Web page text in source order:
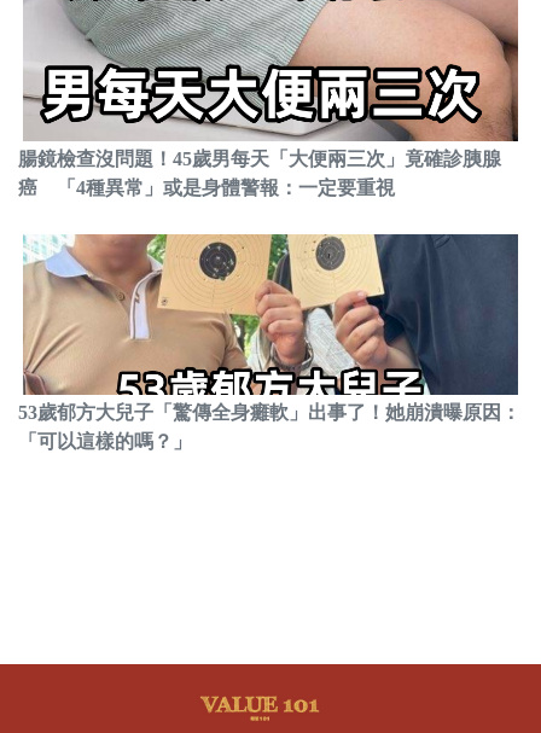
腸鏡檢查沒問題！45歲男每天「大便兩三次」竟確診胰腺
癌 「4種異常」或是身體警報：一定要重視
53歲郁方大兒子「驚傳全身癱軟」出事了！她崩潰曝原因：
「可以這樣的嗎？」